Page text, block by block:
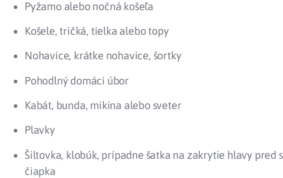
Pyžamo alebo nočná košeľa
Košele, tričká, tielka alebo topy
Nohavice, krátke nohavice, šortky
Pohodlný domáci úbor
Kabát, bunda, mikina alebo sveter
Plavky
Šiltovka, klobúk, prípadne šatka na zakrytie hlavy pred
čiapka